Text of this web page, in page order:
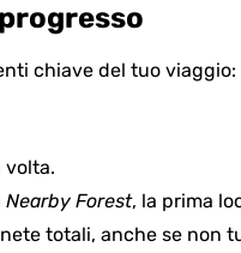
chiave del tuo
volta.
Nearby Forest, la prima
totali, anche se non